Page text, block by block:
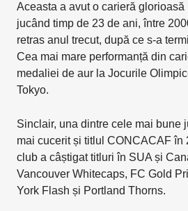
Aceasta a avut o carieră glorioasă
jucând timp de 23 de ani, între
retras anul trecut, după ce s-a
Cea mai mare performanță din
medaliei de aur la Jocurile
Tokyo.
Sinclair, una dintre cele mai bune
mai cucerit și titlul CONCACAF în
club a câștigat titluri în SUA și
Vancouver Whitecaps, FC Gold
York Flash și Portland Thorns.